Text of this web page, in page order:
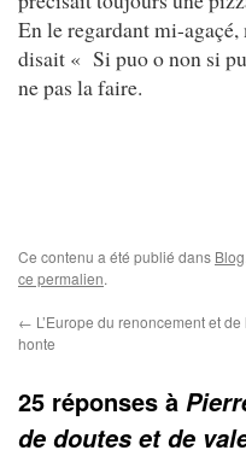
En le regardant mi-
disait « Si puo o non si
ne pas la faire.
Ce contenu a été publié dans Blog
ce permalien.
← L’Europe du renoncement et de
honte
25 réponses à
de doutes et de